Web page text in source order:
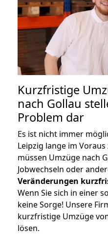
Kurzfristige
nach Gollau
Problem dar
Es ist nicht immer
Leipzig lange im
müssen Umzüge nach
Jobwechseln oder
Veränderungen
Wenn Sie sich in einer
keine Sorge! Unsere
kurzfristige Umzüge
lösen.